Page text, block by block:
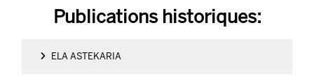
Publications historiques:
ELA ASTEKARIA